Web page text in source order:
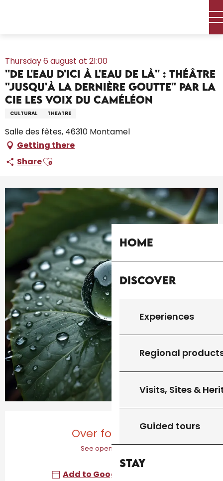
Home
Discover
Experiences
Regional
Visits, Sites &
Guided tours
Stay
Thursday 6 august at 21:00
''De l'eau d'ici à l'eau de là'' : théâtre
"Jusqu'à la dernière goutte" par la
Cie Les voix du caméléon
CULTURAL THEATRE
Salle des fêtes, 46310 Montamel
Getting there
ShareAjouter aux favoris
Over for today
See opening hours
Add to Google Calendar